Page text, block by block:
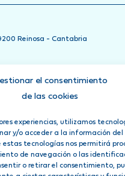
el consentimiento
de las cookies
experiencias, utilizamos
y/o acceder a la información del
estas tecnologías nos permitirá
de navegación o las
o retirar el consentimiento,
Reinosa - Cantabria
con tu compañía de
de asistencia 24 horas